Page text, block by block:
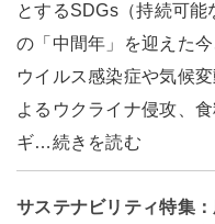
とするSDGs（持続可能
の「中間年」を迎えた
ウイルス感染症や気候
よるウクライナ侵攻、
ギ…続きを読む
サステナビリティ特集：